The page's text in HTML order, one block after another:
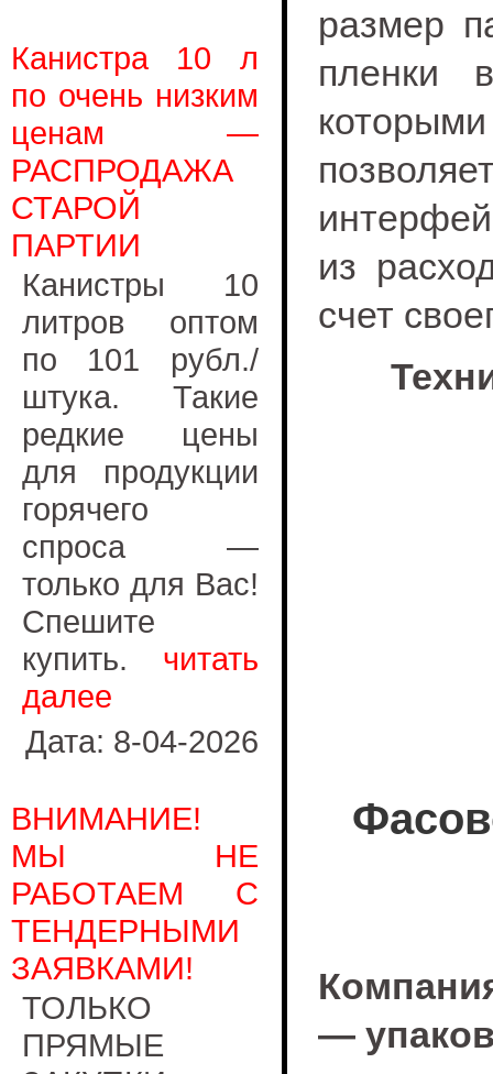
Канистра 10 л
по очень низким
ценам —
РАСПРОДАЖА
СТАРОЙ
ПАРТИИ
Канистры 10
литров оптом
по 101 рубл./
штука. Такие
редкие цены
для продукции
горячего
спроса —
только для Вас!
Спешите
купить. читать
далее
Дата: 8-04-2026
ВНИМАНИЕ!
МЫ НЕ
РАБОТАЕМ С
ТЕНДЕРНЫМИ
ЗАЯВКАМИ!
ТОЛЬКО
ПРЯМЫЕ
размер
пленки
из
счет
—